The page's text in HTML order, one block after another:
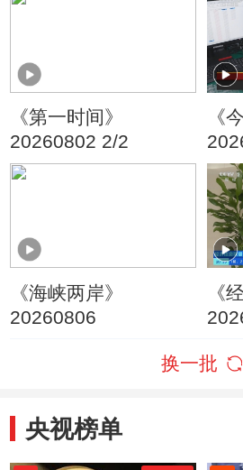
《第一时间》
20260802 2/2
《
《海峡两岸》
20260806
《
换一批
央视榜单